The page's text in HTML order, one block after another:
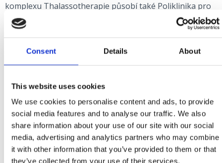
Consent Details About
This website uses cookies
We use cookies to personalise content and ads, to provide
social media features and to analyse our traffic. We also
share information about your use of our site with our social
media, advertising and analytics partners who may combine
it with other information that you’ve provided to them or that
they’ve collected from your use of their services.
komplexu Thalassotherapie působí také Poliklinika pro
baromedicínu Oxy. Poliklinika Terme Selce úspěšně
spojuje zdraví a sport, charakterizují ji pečlivě navržené
léčebné programy a dosud pečovala o více než 150
Rakitić, Tanja Poutiainen a mnozí další). Turistická
ambulance a kvalitní specialistické služby v příjemném a
uvolněném prostředí jsou hlavními charakteristikami
Polikliniky "Katunar" v Crikvenici.
Tady se nacházejí také různé stomatologické a